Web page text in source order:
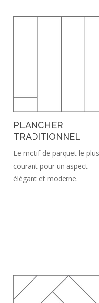
PLANCHER
TRADITIONNEL
Le motif de parquet le plus
courant pour un aspect
élégant et moderne.